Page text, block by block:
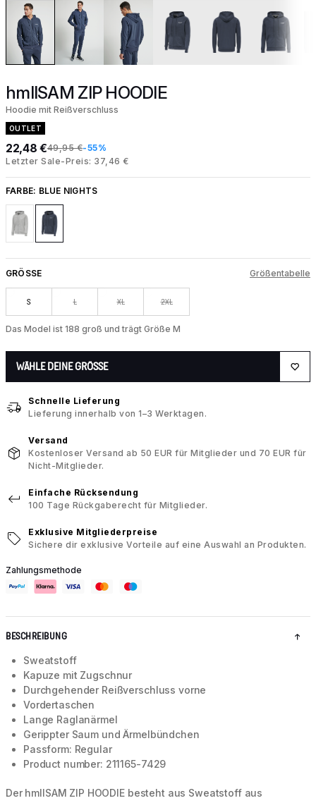
hmlISAM ZIP HOODIE
Hoodie mit Reißverschluss
OUTLET
22,48 €49,95 €-55%
Letzter Sale-Preis: 37,46 €
FARBE: BLUE NIGHTS
GRÖSSE Größentabelle
S L XL 2XL
Das Model ist 188 groß und trägt Größe M
WÄHLE DEINE GRÖSSE
Schnelle Lieferung
Lieferung innerhalb von 1–3 Werktagen.
Versand
Kostenloser Versand ab 50 EUR für Mitglieder und 70 EUR für
Nicht-Mitglieder.
Einfache Rücksendung
100 Tage Rückgaberecht für Mitglieder.
Exklusive Mitgliederpreise
Sichere dir exklusive Vorteile auf eine Auswahl an Produkten.
Zahlungsmethode
BESCHREIBUNG
Sweatstoff
Kapuze mit Zugschnur
Durchgehender Reißverschluss vorne
Vordertaschen
Lange Raglanärmel
Gerippter Saum und Ärmelbündchen
Passform: Regular
Product number: 211165-7429
Der hmlISAM ZIP HOODIE besteht aus Sweatstoff aus